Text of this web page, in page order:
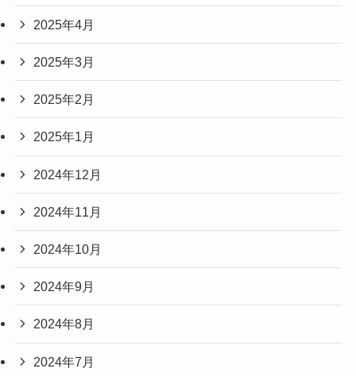
2025年4月
2025年3月
2025年2月
2025年1月
2024年12月
2024年11月
2024年10月
2024年9月
2024年8月
2024年7月